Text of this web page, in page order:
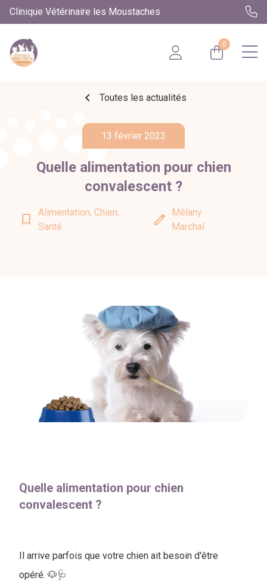
Clinique Vétérinaire les Moustaches
0
chevron_left Toutes les actualités
13 février 2023
Quelle alimentation pour chien
convalescent ?
bookmark_border
Alimentation, Chien,
Santé
edit
Mélany
Marchal
Quelle alimentation pour chien
convalescent ?
Il arrive parfois que votre chien ait besoin d'être
opéré. 🐶🩺